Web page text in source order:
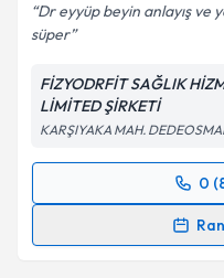
Dr eyyüp beyin anlayış ve
süper
FİZYODRFİT SAĞLIK
LİMİTED ŞİRKETİ
KARŞIYAKA MAH.
0
Randevu